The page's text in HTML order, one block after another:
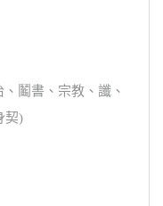
鬮書、宗教、讖、
契)